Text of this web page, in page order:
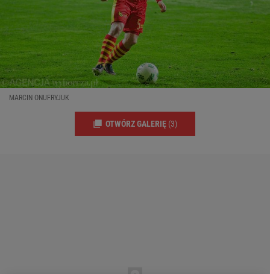
MARCIN ONUFRYJUK
OTWÓRZ GALERIĘ (3)